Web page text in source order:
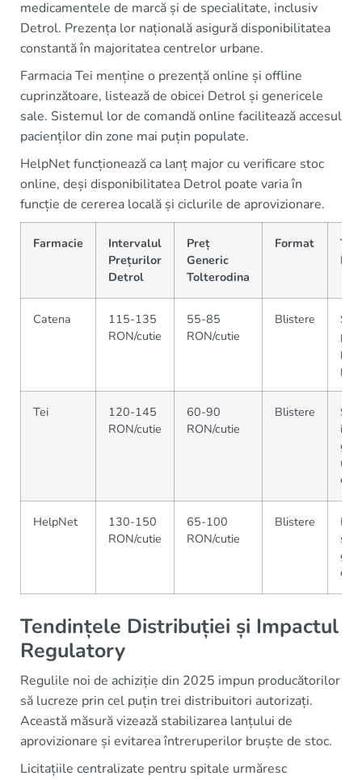
medicamentele de marcă și de specialitate, inclusiv
Detrol. Prezența lor națională asigură disponibilitatea
constantă în majoritatea centrelor urbane.
Farmacia Tei menține o prezență online și offline
cuprinzătoare, listează de obicei Detrol și genericele
sale. Sistemul lor de comandă online facilitează accesul
pacienților din zone mai puțin populate.
HelpNet funcționează ca lanț major cu verificare stoc
online, deși disponibilitatea Detrol poate varia în
funcție de cererea locală și ciclurile de aprovizionare.
Farmacie
Intervalul
Prețurilor
Detrol
Preț
Generic
Tolterodina
Format
Catena
115-135
RON/cutie
55-85
RON/cutie
Blistere
Tei
120-145
RON/cutie
60-90
RON/cutie
Blistere
HelpNet
130-150
RON/cutie
65-100
RON/cutie
Blistere
Tendințele Distribuției și Impactul
Regulatory
Regulile noi de achiziție din 2025 impun producătorilor
să lucreze prin cel puțin trei distribuitori autorizați.
Această măsură vizează stabilizarea lanțului de
aprovizionare și evitarea întreruperilor bruște de stoc.
Licitațiile centralizate pentru spitale urmăresc